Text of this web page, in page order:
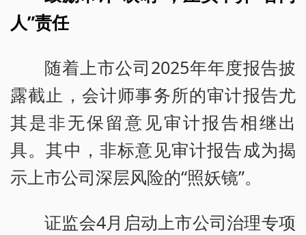
人”责任
随着上市公司2025年年度报告披
露截止，会计师事务所的审计报告尤
其是非无保留意见审计报告相继出
具。其中，非标意见审计报告成为揭
示上市公司深层风险的“照妖镜”。
证监会4月启动上市公司治理专项